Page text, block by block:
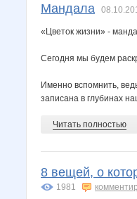
Мандала
«Цветок жизни» -
Сегодня мы будем
Именно вспомнить,
записана в глубинах
Читать полностью
8 вещей, о
1981